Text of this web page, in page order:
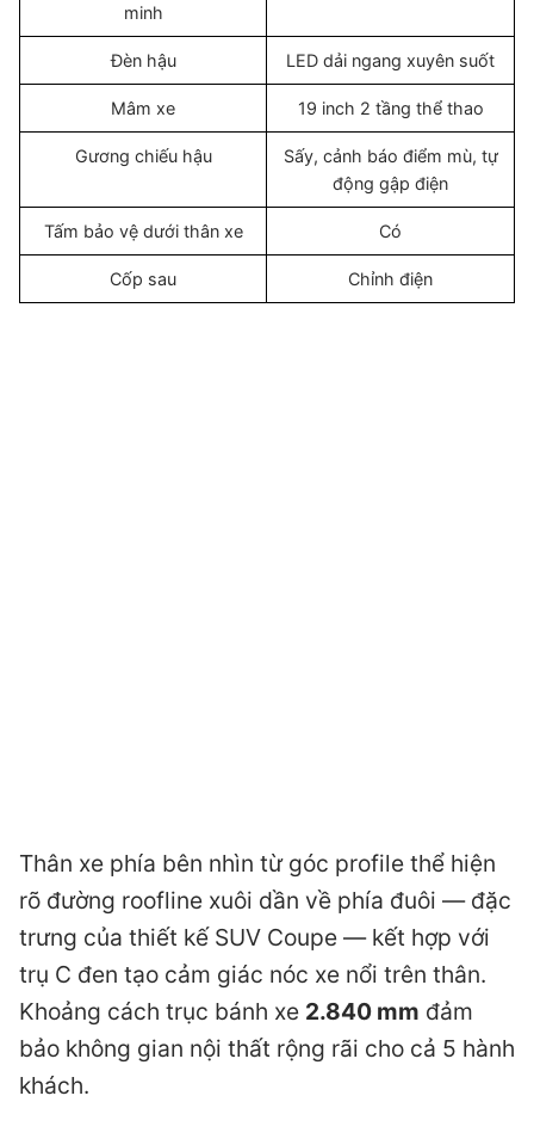
minh
Đèn hậu LED dải ngang xuyên suốt
Mâm xe 19 inch 2 tầng thể thao
Gương chiếu hậu
Sấy, cảnh báo điểm mù, tự
động gập điện
Tấm bảo vệ dưới thân xe Có
Cốp sau Chỉnh điện
Thân xe phía bên nhìn từ góc profile thể hiện
rõ đường roofline xuôi dần về phía đuôi — đặc
trưng của thiết kế SUV Coupe — kết hợp với
trụ C đen tạo cảm giác nóc xe nổi trên thân.
Khoảng cách trục bánh xe 2.840 mm đảm
bảo không gian nội thất rộng rãi cho cả 5 hành
khách.